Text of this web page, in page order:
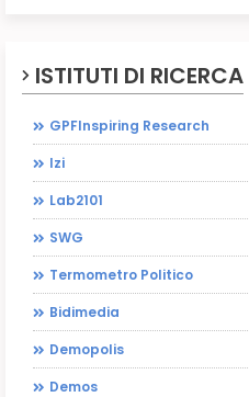
ISTITUTI DI RICERCA
GPFInspiring Research
Izi
Lab2101
SWG
Termometro Politico
Bidimedia
Demopolis
Demos